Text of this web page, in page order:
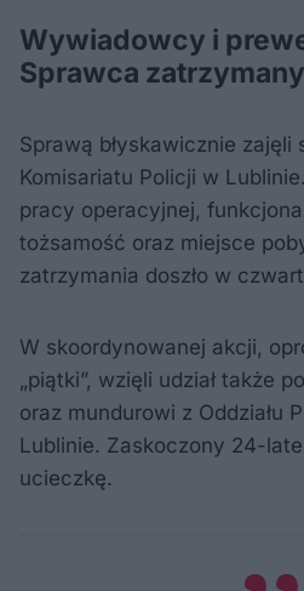
Wywiadowcy i
Sprawca
Sprawą błyskawicznie zajęli
Komisariatu Policji w
pracy operacyjnej,
tożsamość oraz miejsce
zatrzymania doszło w
W skoordynowanej akcji,
„piątki”, wzięli udział także
oraz mundurowi z Oddziału
Lublinie. Zaskoczony 24-
ucieczkę.